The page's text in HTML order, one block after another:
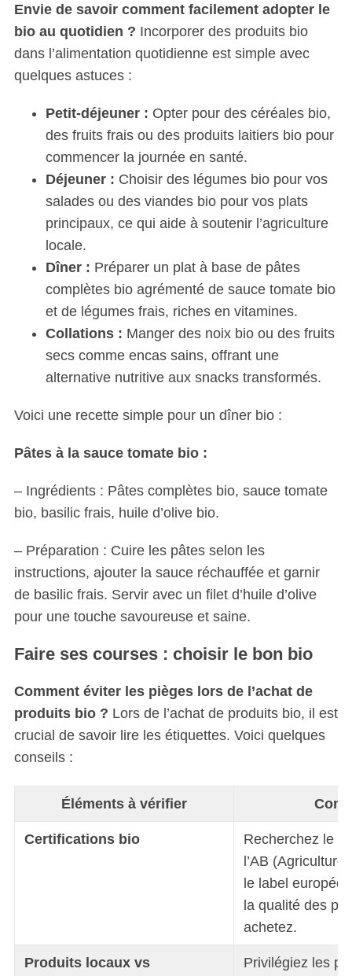
Envie de savoir comment facilement adopter le
bio au quotidien ? Incorporer des produits bio
dans l’alimentation quotidienne est simple avec
quelques astuces :
Petit-déjeuner : Opter pour des céréales bio,
des fruits frais ou des produits laitiers bio pour
commencer la journée en santé.
Déjeuner : Choisir des légumes bio pour vos
salades ou des viandes bio pour vos plats
principaux, ce qui aide à soutenir l’agriculture
locale.
Dîner : Préparer un plat à base de pâtes
complètes bio agrémenté de sauce tomate bio
et de légumes frais, riches en vitamines.
Collations : Manger des noix bio ou des fruits
secs comme encas sains, offrant une
alternative nutritive aux snacks transformés.
Voici une recette simple pour un dîner bio :
Pâtes à la sauce tomate bio :
– Ingrédients : Pâtes complètes bio, sauce tomate
bio, basilic frais, huile d’olive bio.
– Préparation : Cuire les pâtes selon les
instructions, ajouter la sauce réchauffée et garnir
de basilic frais. Servir avec un filet d’huile d’olive
pour une touche savoureuse et saine.
Faire ses courses : choisir le bon bio
Comment éviter les pièges lors de l’achat de
produits bio ? Lors de l’achat de produits bio, il est
crucial de savoir lire les étiquettes. Voici quelques
conseils :
Éléments à vérifier
Certifications bio
Recherchez le
l’AB
le label
la qualité des
achetez.
Produits locaux vs
Privilégiez les
S
e
a
: